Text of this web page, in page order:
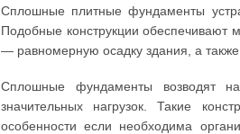
Сплошные плитные фундаменты
Подобные конструкции обеспечивают
— равномерную осадку здания, а
Сплошные фундаменты возводят
значительных нагрузок. Такие
особенности если необходима